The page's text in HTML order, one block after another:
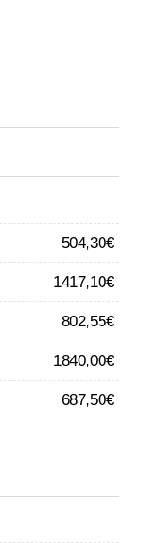
504,30€
1417,10€
802,55€
1840,00€
687,50€